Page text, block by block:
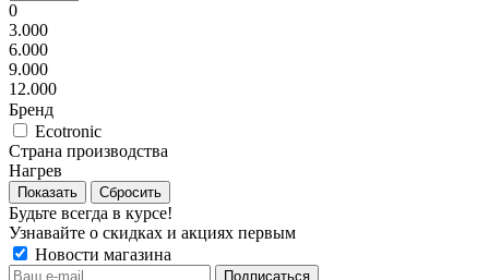
0
3.000
6.000
9.000
12.000
Бренд
Ecotronic
Страна производства
Нагрев
Сбросить
Будьте всегда в курсе!
Узнавайте о скидках и акциях первым
Новости магазина